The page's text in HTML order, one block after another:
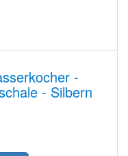
-
- Silbern